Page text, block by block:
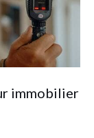
immobilier